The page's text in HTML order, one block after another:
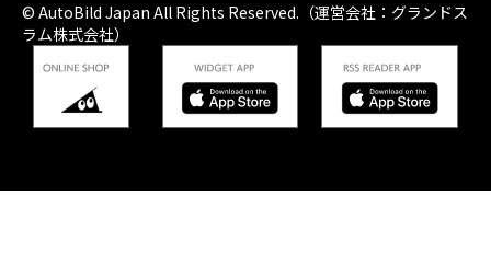
© AutoBild Japan All Rights Reserved.（運営会社：グランドス
ラム株式会社）